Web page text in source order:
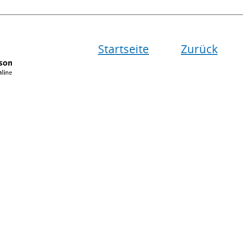
Startseite Zurück